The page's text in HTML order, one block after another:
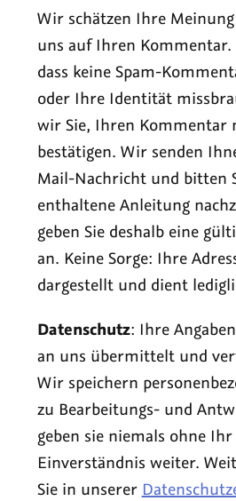
Wir schätzen Ihre
uns auf Ihren
dass keine Spam-
oder Ihre Identität
wir Sie, Ihren Kommentar
bestätigen. Wir senden
Mail-Nachricht und bitten
enthaltene Anleitung
geben Sie deshalb eine
an. Keine Sorge: Ihre
dargestellt und dient
Datenschutz: Ihre
an uns übermittelt und
Wir speichern
zu Bearbeitungs- und
geben sie niemals ohne
Einverständnis weiter.
Sie in unserer